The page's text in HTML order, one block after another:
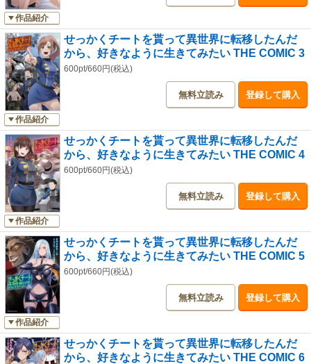
作品紹介
作品紹介
せっかくチートを貰って異世界に転移したんだ
から、好きなように生きてみたい THE COMIC 3
600pt/660円(税込)
無料立読み 登録して購入
作品紹介
せっかくチートを貰って異世界に転移したんだ
から、好きなように生きてみたい THE COMIC 4
600pt/660円(税込)
無料立読み 登録して購入
作品紹介
せっかくチートを貰って異世界に転移したんだ
から、好きなように生きてみたい THE COMIC 5
600pt/660円(税込)
無料立読み 登録して購入
せっかくチートを貰って異世界に転移したんだ
から、好きなように生きてみたい THE COMIC 6